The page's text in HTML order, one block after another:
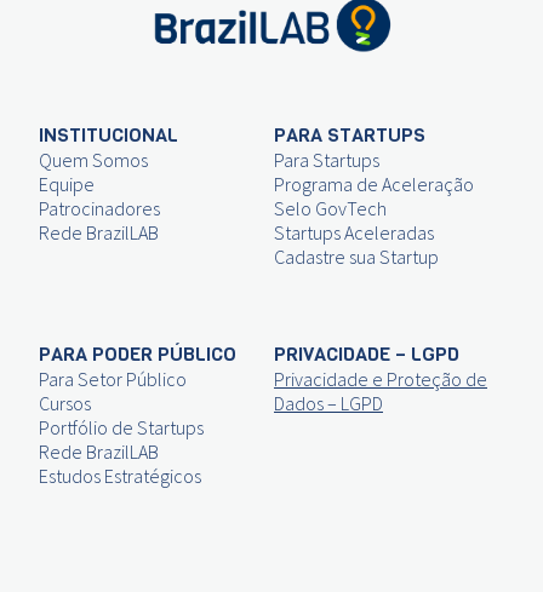
INSTITUCIONAL
Quem Somos
Equipe
Patrocinadores
Rede BrazilLAB
PARA STARTUPS
Para Startups
Programa de Aceleração
Selo GovTech
Startups Aceleradas
Cadastre sua Startup
PARA PODER PÚBLICO
Para Setor Público
Cursos
Portfólio de Startups
Rede BrazilLAB
Estudos Estratégicos
PRIVACIDADE – LGPD
Privacidade e Proteção de
Dados – LGPD